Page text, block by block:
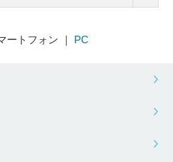
ートフォン ｜ PC